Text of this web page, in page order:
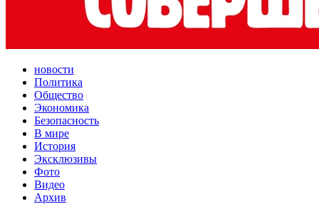
новости
Политика
Общество
Экономика
Безопасность
В мире
История
Эксклюзивы
Фото
Видео
Архив